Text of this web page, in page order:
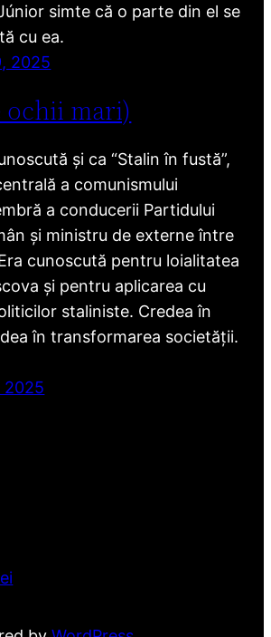
simte că o parte din el se
cu ea.
2025
ochii mari)
și ca “Stalin în fustă”,
a comunismului
a conducerii Partidului
și ministru de externe între
cunoscută pentru loialitatea
și pentru aplicarea cu
staliniste. Credea în
în transformarea societății.
2025